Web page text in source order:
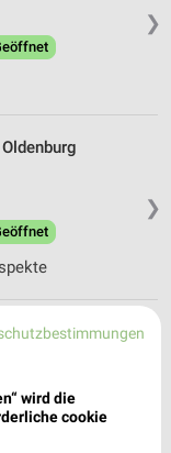
❯
❯
Oldenburg
wird die
cookie